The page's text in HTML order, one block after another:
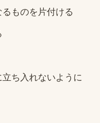
ものを片付ける
ち入れないように